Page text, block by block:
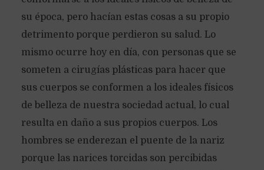
su época, pero hacían estas cosas a su propio
detrimento porque perdieron su salud. Lo
mismo ocurre hoy en día, con personas que se
someten a cirugías plásticas para hacer que
sus cuerpos se conformen a los ideales físicos
de belleza de nuestra sociedad actual, lo cual
resulta en daño a sus propios cuerpos. Los
hombres se enderezan el puente de la nariz
porque las narices torcidas son percibidas